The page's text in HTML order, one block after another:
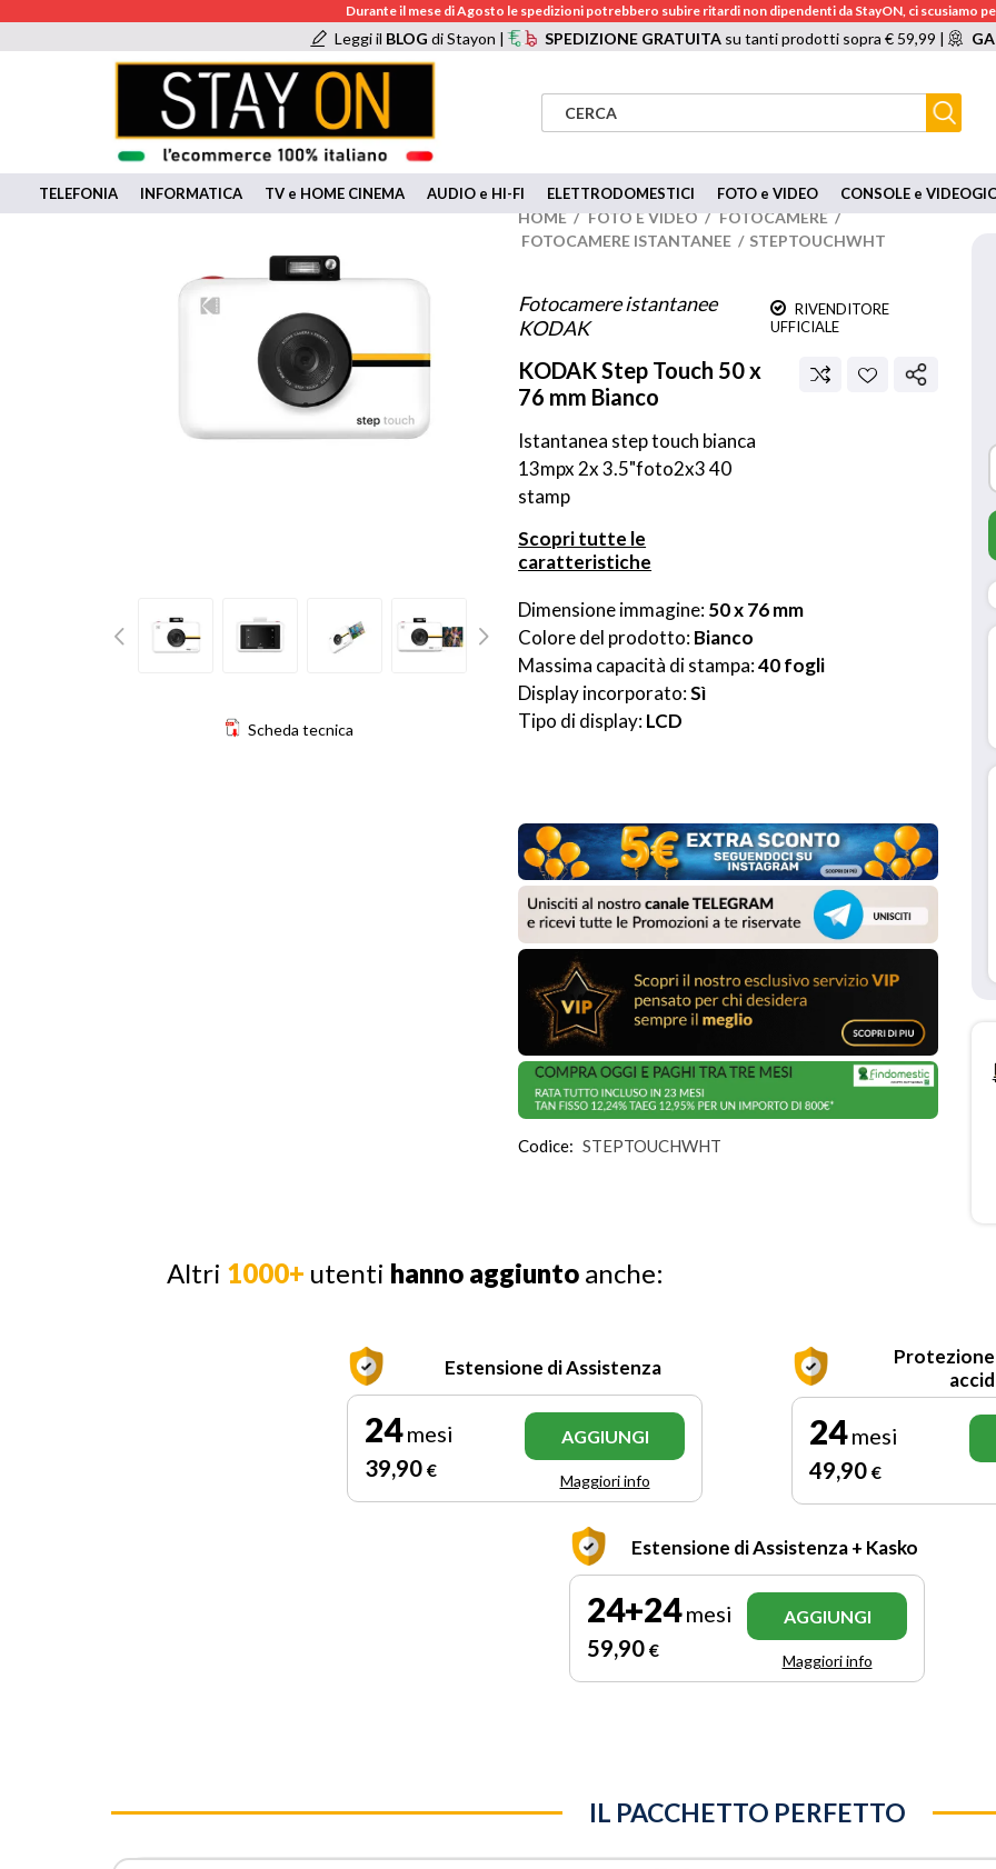
Durante il mese di Agosto le spedizioni potrebbero subire ritardi non dipendenti da StayON, ci scusiamo
Leggi il BLOGdi Stayon | SPEDIZIONE GRATUITAsu tanti prodotti sopra € 59,99 |
TELEFONIA INFORMATICA TV e HOME CINEMA AUDIO e HI-FI ELETTRODOMESTICI FOTO e VIDEO CONSOLE e
Scheda tecnica
HOME / FOTO E VIDEO / FOTOCAMERE /
FOTOCAMERE ISTANTANEE / STEPTOUCHWHT
Fotocamere istantanee
KODAK
RIVENDITORE
UFFICIALE
KODAKStep Touch 50 x
76 mm Bianco
Istantanea step touch bianca
13mpx 2x 3.5"foto2x3 40
stamp
Scopri tutte le
caratteristiche
Dimensione immagine: 50 x 76 mm
Colore del prodotto: Bianco
Massima capacità di stampa: 40 fogli
Display incorporato: Sì
Tipo di display: LCD
Codice: STEPTOUCHWHT
Altri 1000+ utenti hanno aggiunto anche:
Estensione di Assistenza
24mesi
39,90 €
AGGIUNGI
Maggiori info
Protezione
24mesi
49,90 €
Estensione di Assistenza + Kasko
24+24mesi
59,90 €
AGGIUNGI
Maggiori info
IL PACCHETTO PERFETTO